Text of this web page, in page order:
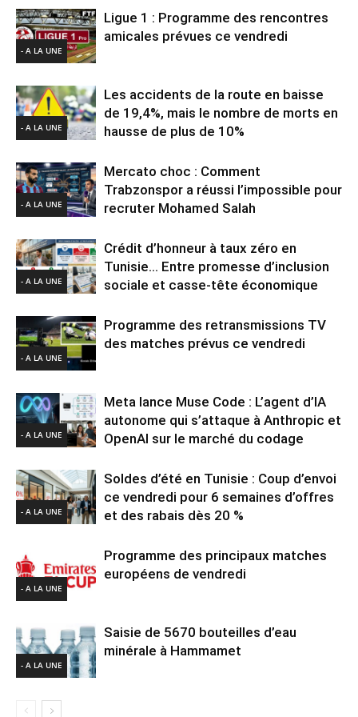
- A LA UNE
Ligue 1 : Programme des rencontres
amicales prévues ce vendredi
- A LA UNE
Les accidents de la route en baisse
de 19,4%, mais le nombre de morts en
hausse de plus de 10%
- A LA UNE
Mercato choc : Comment
Trabzonspor a réussi l’impossible pour
recruter Mohamed Salah
- A LA UNE
Crédit d’honneur à taux zéro en
Tunisie… Entre promesse d’inclusion
sociale et casse-tête économique
- A LA UNE
Programme des retransmissions TV
des matches prévus ce vendredi
- A LA UNE
Meta lance Muse Code : L’agent d’IA
autonome qui s’attaque à Anthropic et
OpenAI sur le marché du codage
- A LA UNE
Soldes d’été en Tunisie : Coup d’envoi
ce vendredi pour 6 semaines d’offres
et des rabais dès 20 %
- A LA UNE
Programme des principaux matches
européens de vendredi
- A LA UNE
Saisie de 5670 bouteilles d’eau
minérale à Hammamet